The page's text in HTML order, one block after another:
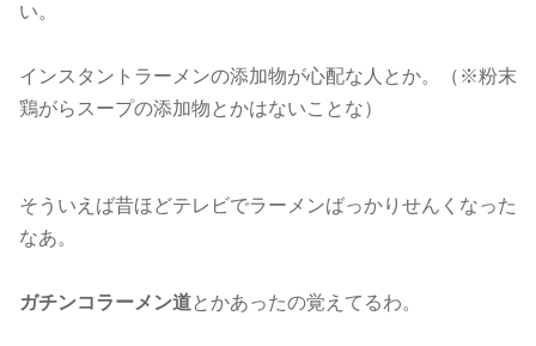
い。
インスタントラーメンの添加物が心配な人とか。（※粉末
鶏がらスープの添加物とかはないことな）
そういえば昔ほどテレビでラーメンばっかりせんくなった
なあ。
ガチンコラーメン道とかあったの覚えてるわ。